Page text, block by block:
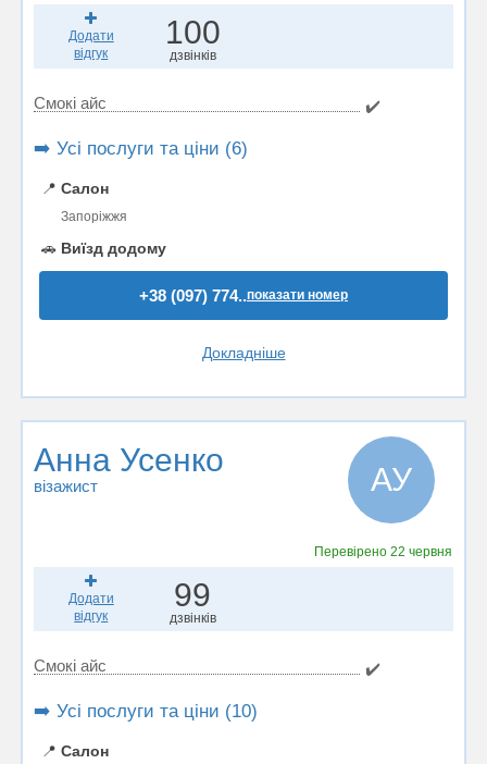
Додати
відгук
100
дзвінків
Смокі айс ✔️
➡️ Усі послуги та ціни (6)
📍 Салон
Запоріжжя
🚗 Виїзд додому
+38 (097) 774..показати номер
Докладніше
Анна Усенко
візажист АУ
Перевірено22 червня
Додати
відгук
99
дзвінків
Смокі айс ✔️
➡️ Усі послуги та ціни (10)
📍 Салон